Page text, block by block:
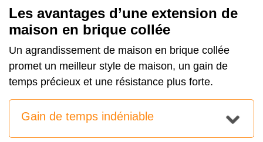
Les avantages d’une extension de
maison en brique collée
Un agrandissement de maison en brique collée
promet un meilleur style de maison, un gain de
temps précieux et une résistance plus forte.
Gain de temps indéniable